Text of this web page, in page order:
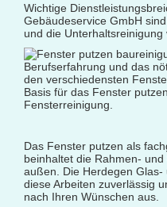
Centerreinigung
Fassadenreinigung
Fensterreinigung
Fitnessstudioreinigung
Großküchenreinigung
Grundreinigung
Industriereinigung
Wichtige
Gebäudeservice GmbH
und die Unterhaltsreinigung
Berufserfahrung und das
den verschiedensten
Basis für das Fenster
Fensterreinigung.
Das Fenster putzen als
beinhaltet die Rahmen-
außen. Die Herdegen
diese Arbeiten zuverlässig
nach Ihren Wünschen aus.